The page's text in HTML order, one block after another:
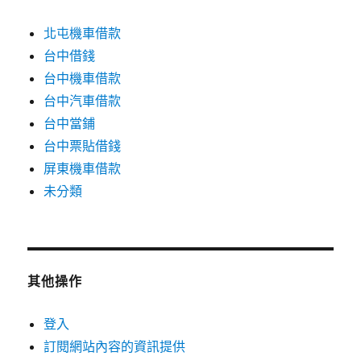
北屯機車借款
台中借錢
台中機車借款
台中汽車借款
台中當鋪
台中票貼借錢
屏東機車借款
未分類
其他操作
登入
訂閱網站內容的資訊提供